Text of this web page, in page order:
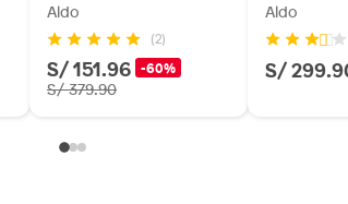
Aldo
(2)
S/ 151.96 -60%
S/ 379.90
Aldo
S/